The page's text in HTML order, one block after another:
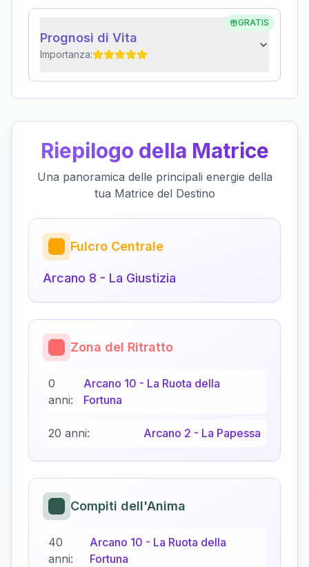
GRATIS
Prognosi di Vita
Importanza:
Riepilogo della Matrice
Una panoramica delle principali energie della
tua Matrice del Destino
Fulcro Centrale
Arcano 8 - La Giustizia
Zona del Ritratto
0
anni:
Arcano 10 - La Ruota della
Fortuna
20 anni: Arcano 2 - La Papessa
Compiti dell'Anima
40
anni:
Arcano 10 - La Ruota della
Fortuna